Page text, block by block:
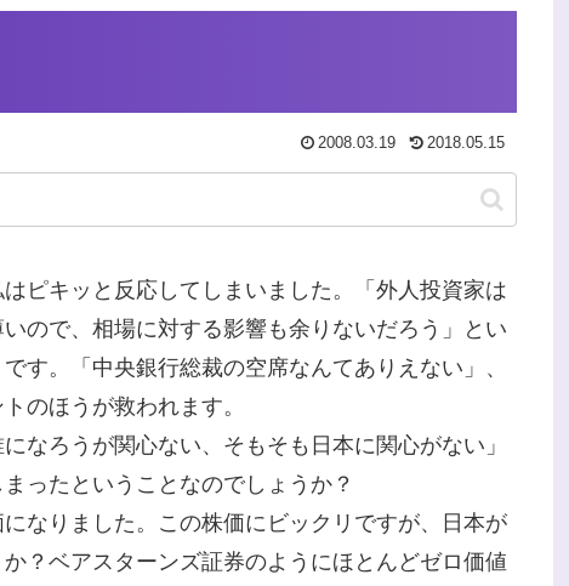
2008.03.19 2018.05.15
ピキッと反応してしまいました。「外人投資家は
ので、相場に対する影響も余りないだろう」とい
す。「中央銀行総裁の空席なんてありえない」、
のほうが救われます。
なろうが関心ない、そもそも日本に関心がない」
ったということなのでしょうか？
なりました。この株価にビックリですが、日本が
？ベアスターンズ証券のようにほとんどゼロ価値